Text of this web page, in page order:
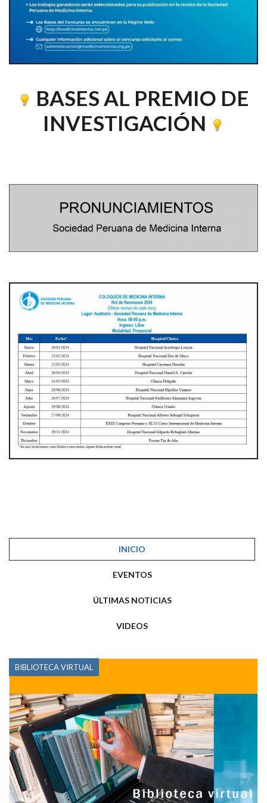
BASES AL PREMIO DE
INVESTIGACIÓN
INICIO
EVENTOS
ÚLTIMAS NOTICIAS
VIDEOS
BIBLIOTECA VIRTUAL